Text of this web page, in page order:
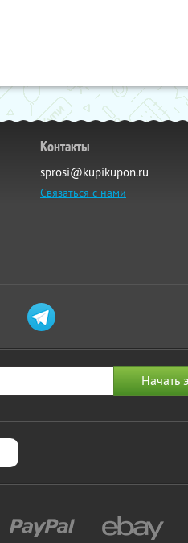
Контакты
sprosi@kupikupon.ru
Связаться с нами